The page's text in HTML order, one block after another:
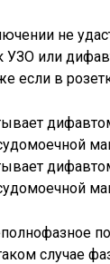
не
УЗО или
если в
случае